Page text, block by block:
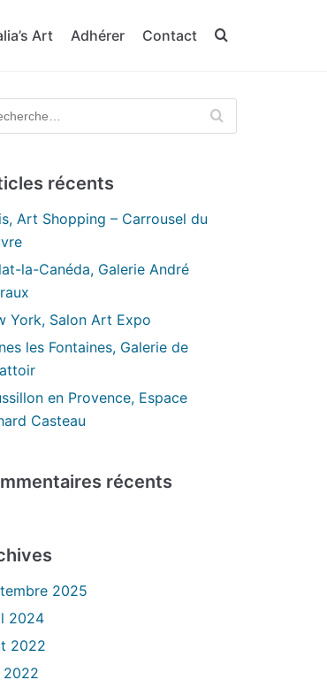
Art Adhérer Contact
récents
Art Shopping – Carrousel du
la-Canéda, Galerie André
York, Salon Art Expo
les Fontaines, Galerie de
en Provence, Espace
Casteau
récents
2025
2024
2022
2022